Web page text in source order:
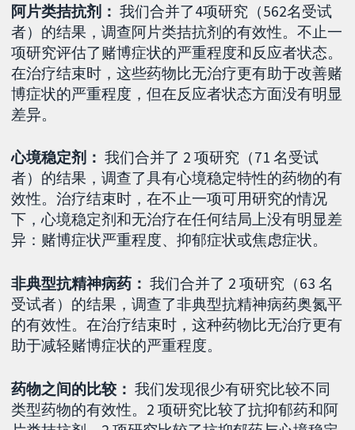
阿片类拮抗剂：我们合并了4项研究（562名受试
者）的结果，调查阿片类拮抗剂的有效性。不止一
项研究评估了赌博症状的严重程度和反应者状态。
在治疗结束时，这些药物比无治疗更有助于改善赌
博症状的严重程度，但在反应者状态方面没有明显
差异。
心境稳定剂：我们合并了 2 项研究（71 名受试
者）的结果，调查了具有心境稳定特性的药物的有
效性。治疗结束时，在不止一项可用研究的情况
下，心境稳定剂和无治疗在任何结局上没有明显差
异：赌博症状严重程度、抑郁症状或焦虑症状。
非典型抗精神病药：我们合并了 2 项研究（63 名
受试者）的结果，调查了非典型抗精神病药奥氮平
的有效性。在治疗结束时，这种药物比无治疗更有
助于减轻赌博症状的严重程度。
药物之间的比较：我们发现很少有研究比较不同
类型药物的有效性。2 项研究比较了抗抑郁药和阿